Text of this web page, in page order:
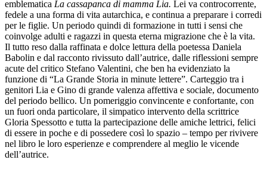
emblematica La cassapanca di mamma Lia. Lei va controcorrente,
fedele a una forma di vita autarchica, e continua a preparare i corredi
per le figlie. Un periodo quindi di formazione in tutti i sensi che
coinvolge adulti e ragazzi in questa eterna migrazione che è la vita.
Il tutto reso dalla raffinata e dolce lettura della poetessa Daniela
Babolin e dal racconto rivissuto dall’autrice, dalle riflessioni sempre
acute del critico Stefano Valentini, che ben ha evidenziato la
funzione di “La Grande Storia in minute lettere”. Carteggio tra i
genitori Lia e Gino di grande valenza affettiva e sociale, documento
del periodo bellico. Un pomeriggio convincente e confortante, con
un fuori onda particolare, il simpatico intervento della scrittrice
Gloria Spessotto e tutta la partecipazione delle amiche lettrici, felici
di essere in poche e di possedere così lo spazio – tempo per rivivere
nel libro le loro esperienze e comprendere al meglio le vicende
dell’autrice.